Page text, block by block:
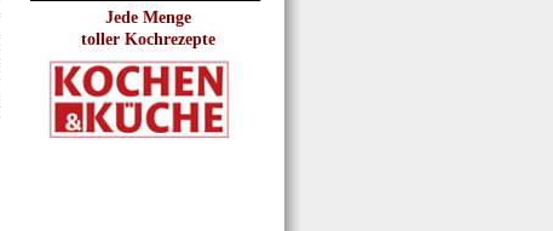
Jede Menge
toller Kochrezepte